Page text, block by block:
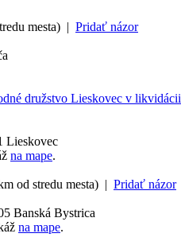
mesta) | Pridať názor
družstvo Lieskovec v likvidácii
Lieskovec
na mape.
od stredu mesta) | Pridať názor
Banská Bystrica
na mape.